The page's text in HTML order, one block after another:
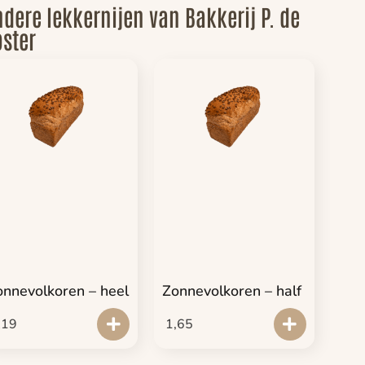
lekkernijen van Bakkerij P. de
– heel Zonnevolkoren – half
1,65